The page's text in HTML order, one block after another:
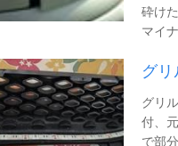
砕け
マイ
グ
グリ
付、
で部